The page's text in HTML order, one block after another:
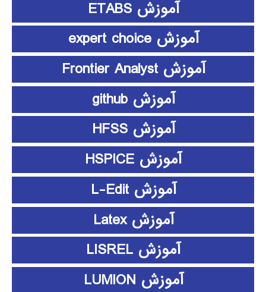
آموزش ETABS
آموزش expert choice
آموزش Frontier Analyst
آموزش github
آموزش HFSS
آموزش HSPICE
آموزش L-Edit
آموزش Latex
آموزش LISREL
آموزش LUMION